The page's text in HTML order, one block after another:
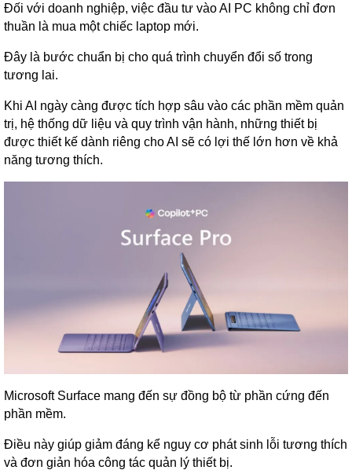
Đối với doanh nghiệp, việc đầu tư vào AI PC không chỉ đơn
thuần là mua một chiếc laptop mới.
Đây là bước chuẩn bị cho quá trình chuyển đổi số trong
tương lai.
Khi AI ngày càng được tích hợp sâu vào các phần mềm quản
trị, hệ thống dữ liệu và quy trình vận hành, những thiết bị
được thiết kế dành riêng cho AI sẽ có lợi thế lớn hơn về khả
năng tương thích.
Microsoft Surface mang đến sự đồng bộ từ phần cứng đến
phần mềm.
Điều này giúp giảm đáng kể nguy cơ phát sinh lỗi tương thích
và đơn giản hóa công tác quản lý thiết bị.